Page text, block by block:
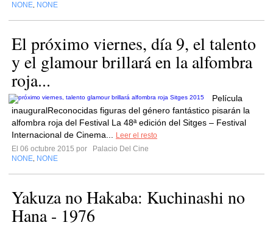
NONE NONE
El próximo viernes, día 9, el talento
y el glamour brillará en la alfombra
roja...
Película
inauguralReconocidas figuras del género fantástico pisarán la
alfombra roja del Festival La 48ª edición del Sitges – Festival
Internacional de Cinema...
Leer el resto
El 06 octubre 2015 por
Palacio Del Cine
NONE NONE
Yakuza no Hakaba: Kuchinashi no
Hana - 1976